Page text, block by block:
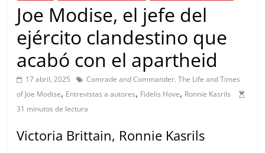
Joe Modise, el jefe del
ejército clandestino que
acabó con el apartheid
17 abril, 2025
Comrade and Commander. The Life and Times
of Joe Modise, Entrevistas a autores, Fidelis Hove, Ronnie Kasrils
31 minutos de lectura
Victoria Brittain, Ronnie Kasrils